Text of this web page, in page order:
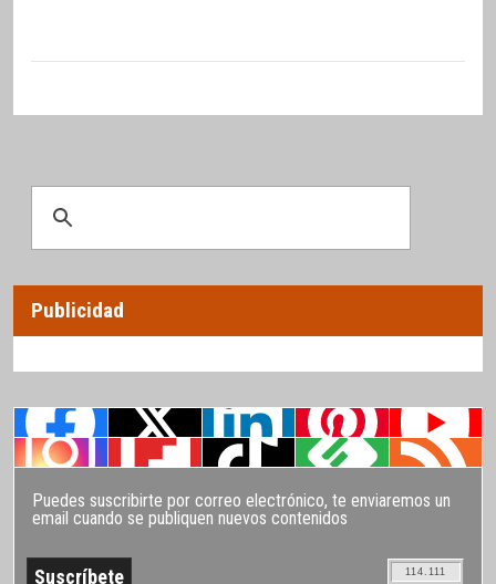
Publicidad
Puedes suscribirte por correo electrónico, te enviaremos un
email cuando se publiquen nuevos contenidos
114.111